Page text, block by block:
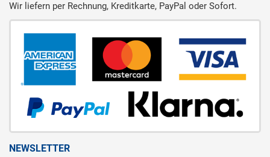
Wir liefern per Rechnung, Kreditkarte, PayPal oder Sofort.
NEWSLETTER